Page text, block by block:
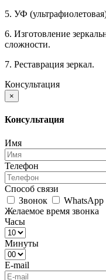
5. УФ
6. Изготовление
сложности.
7. Реставрация зеркал.
Консультация
×
Консультация
Имя
Телефон
Способ связи
Звонок
WhatsApp
Желаемое время звонка
Часы
Минуты
E-mail